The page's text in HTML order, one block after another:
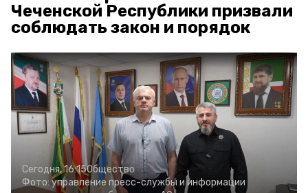
Чеченской Республики призвали
соблюдать закон и порядок
Сегодня, 16:15Общество
Фото: управление пресс-службы и информации